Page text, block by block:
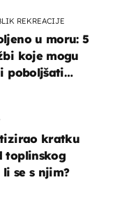
REKREACIJE
u moru: 5
koje mogu
poboljšati
kratku
toplinskog
se s njim?